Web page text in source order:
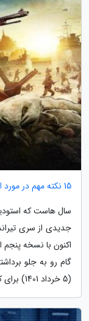
15 نکته مهم در مورد اسنایپر الیت 5 که باید بدانید
اکنون با نسخه
(5 خرداد 1401) برای کنسول های نسل هشتم و نهمی...